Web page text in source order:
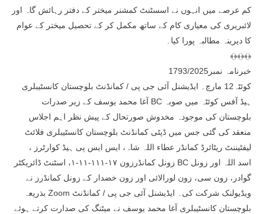
کم عرصے میں انہوں نے اسسٹنٹ کمشنر میختر کے دفتر رہائش گاہ اور
لائبریری کی معیاری کام کے ساتھ مکمل کر کے تحصیل میختر کے عوام
کا دیرینہ مطالبہ پورا کیا۔
﴾﴿﴾﴿﴾﴿
خبرنامہ نمبر1793/2025
کوئٹہ12 مارچ۔ ایڈیشنل آئی جی پی / کمانڈنٹ بلوچستان کانسٹیبلری
آغا محمد یوسف کے زیر صدرات BC ہیڈ آفس کوئٹہ میں صوبہ
بلوچستان کی موجودہ مخدوش صورتحال کے پیش نظر اہم اجلاس
منعقد کی گئی جس میں ڈپٹی کمانڈنٹ بلوچستان کانسٹیبلری فلائٹ
لیفٹیننٹ ریٹائرڈ کمانڈر عطاء اللہ شاہ، ایس ایس پی ہیڈ کوارٹرز ،
زونل کمانڈرزون ۱۷-۱۱۱-۱۱-۱، اسٹنٹ ڈائریکٹر BC اسد اللہ اور زونل
گوادر، زون سی، زون لورالائی اور زون خضدار کے زونل کمانڈرز نے
بذریعہ Zoom ویڈیولنک شرکت کی۔ ایڈیشنل آئی جی پی / کمانڈنٹ
بلوچستان کانسٹیبلری آغا محمد یوسف نے میٹنگ کی صدارت کرتے ہوئے